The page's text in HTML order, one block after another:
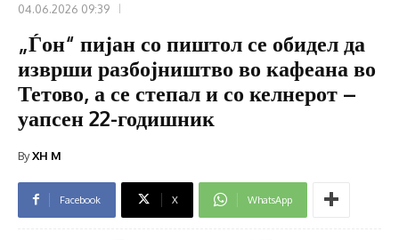
04.06.2026 09:39
„Ѓон“ пијан со пиштол се обидел да
изврши разбојништво во кафеана во
Тетово, а се степал и со келнерот –
уапсен 22-годишник
ByXH M
Facebook X WhatsApp